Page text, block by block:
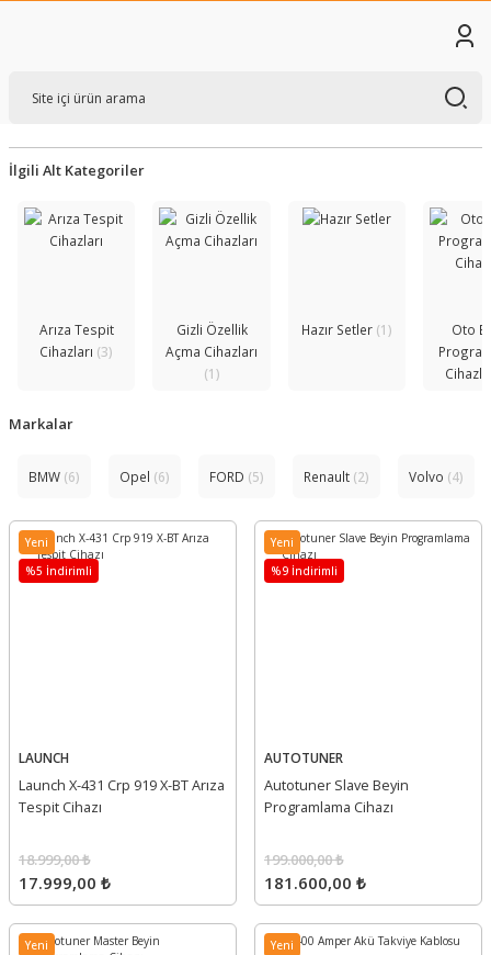
İlgili Alt Kategoriler
Arıza Tespit
Cihazları (3)
Gizli Özellik
Açma Cihazları
(1)
Hazır Setler (1)
Oto
Markalar
BMW (6) Opel (6) FORD (5) Renault (2) Volvo (4)
Yeni
%5 İndirimli
LAUNCH
Launch X-431 Crp 919 X-BT Arıza
Tespit Cihazı
17.999,00 ₺
18.999,00 ₺
Yeni
%9 İndirimli
AUTOTUNER
Autotuner Slave Beyin
Programlama Cihazı
181.600,00 ₺
199.000,00 ₺
Yeni
Yeni